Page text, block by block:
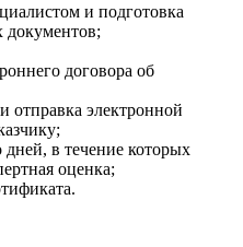
и подготовка
документов;
договора об
отправка электронной
дней, в течение которых
оценка;